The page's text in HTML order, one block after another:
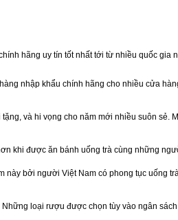
hãng uy tín tốt nhất tới từ nhiều quốc gia
nhập khẩu chính hãng cho nhiều cửa
và hi vọng cho năm mới nhiều suôn sẻ.
khi được ăn bánh uống trà cùng những
này bởi người Việt Nam có phong tục uống
loại rượu được chọn tùy vào ngân